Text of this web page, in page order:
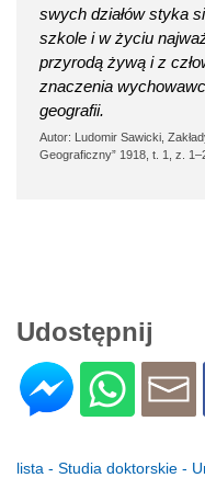
swych działów styka
szkole i w życiu
przyrodą żywą i z
znaczenia
geografii.
Autor: Ludomir Sawicki,
Geograficzny” 1918, t. 1, z.
Udostępnij
lista - Studia doktorskie -